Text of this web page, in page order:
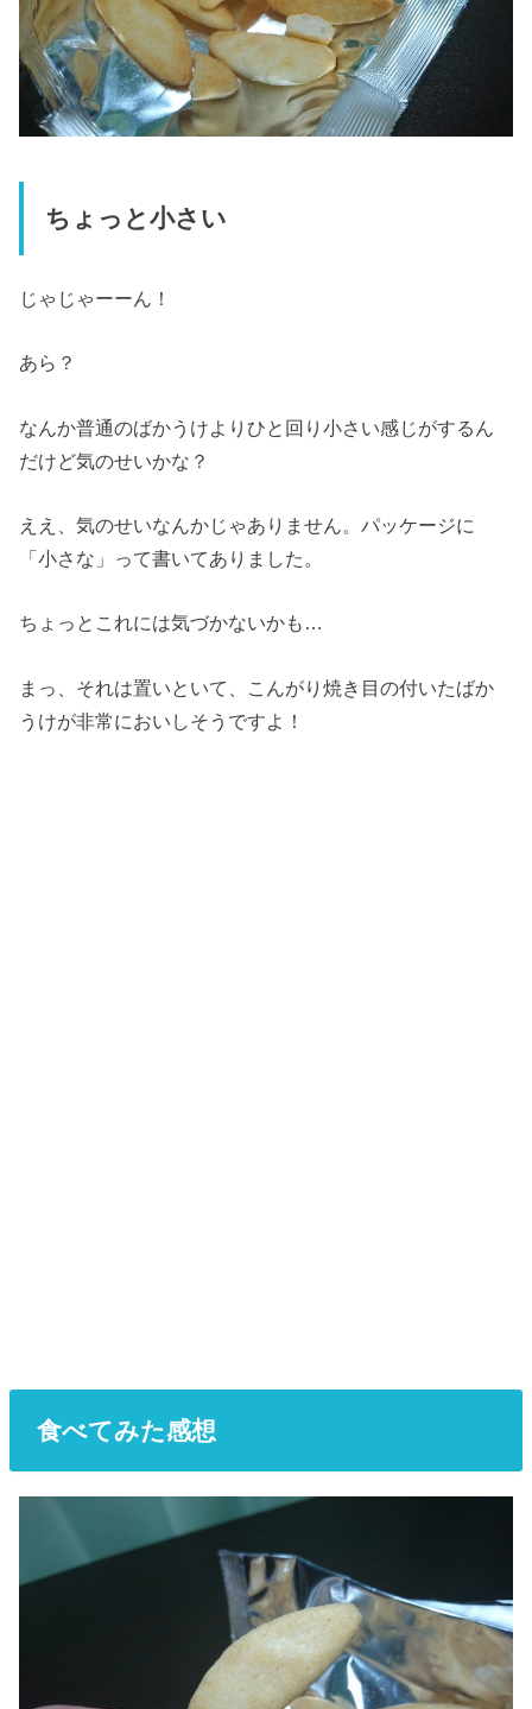
ちょっと小さい
じゃじゃーーん！
あら？
なんか普通のばかうけよりひと回り小さい感じがするん
だけど気のせいかな？
ええ、気のせいなんかじゃありません。パッケージに
「小さな」って書いてありました。
ちょっとこれには気づかないかも…
まっ、それは置いといて、こんがり焼き目の付いたばか
うけが非常においしそうですよ！
食べてみた感想